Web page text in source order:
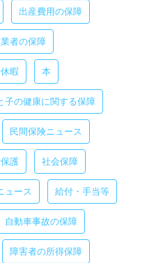
出産費用の保障
者の保障
暇 本
子の健康に関する保障
民間保険ニュース
護 社会保障
ュース 給付・手当等
自動車事故の保障
障害者の所得保障